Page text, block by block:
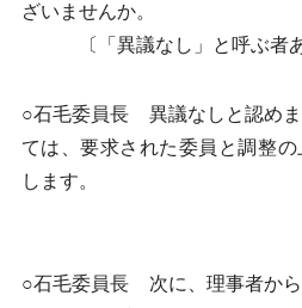
ざいませんか。
〔「異議なし」と呼ぶ者あ
○石毛委員長 異議なしと認め
ては、要求された委員と調整
します。
○石毛委員長 次に、理事者か